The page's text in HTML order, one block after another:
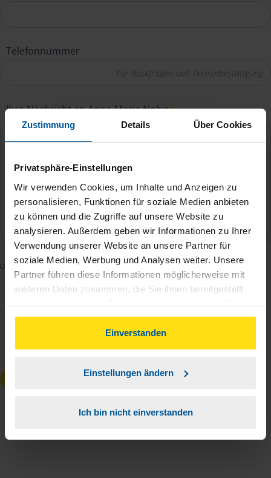
Zustimmung Details Über Cookies
Privatsphäre-Einstellungen
Wir verwenden Cookies, um Inhalte und Anzeigen zu
personalisieren, Funktionen für soziale Medien anbieten
zu können und die Zugriffe auf unsere Website zu
analysieren. Außerdem geben wir Informationen zu Ihrer
Verwendung unserer Website an unsere Partner für
soziale Medien, Werbung und Analysen weiter. Unsere
Partner führen diese Informationen möglicherweise mit
weiteren Daten zusammen, die Sie ihnen bereitgestellt
haben oder die sie im Rahmen Ihrer Nutzung der Dienste
gesammelt haben. Indem Sie auf Einverstanden klicken,
können Sie der Verwendung von Cookies, gemäß
unserer➔ Datenschutzrichtliniezustimmen.
Einverstanden
Einstellungen ändern
Ich bin nicht einverstanden
Telefonnummer
Ihre Nachricht an Anna-Maria Nobis*
Mit dem Absenden des Kontaktformulars erkläre ich
mich damit einverstanden, dass meine Daten zur
Analyse der Zugriffsquelle verwendet werden.
Datenschutzbestimmungen
Kenntnis genommen.*
Anfrage absenden